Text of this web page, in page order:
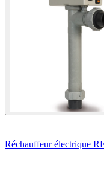
Réchauffeur électrique